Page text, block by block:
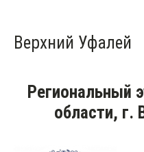
Верхний Уфалей
Региональный
области, г.